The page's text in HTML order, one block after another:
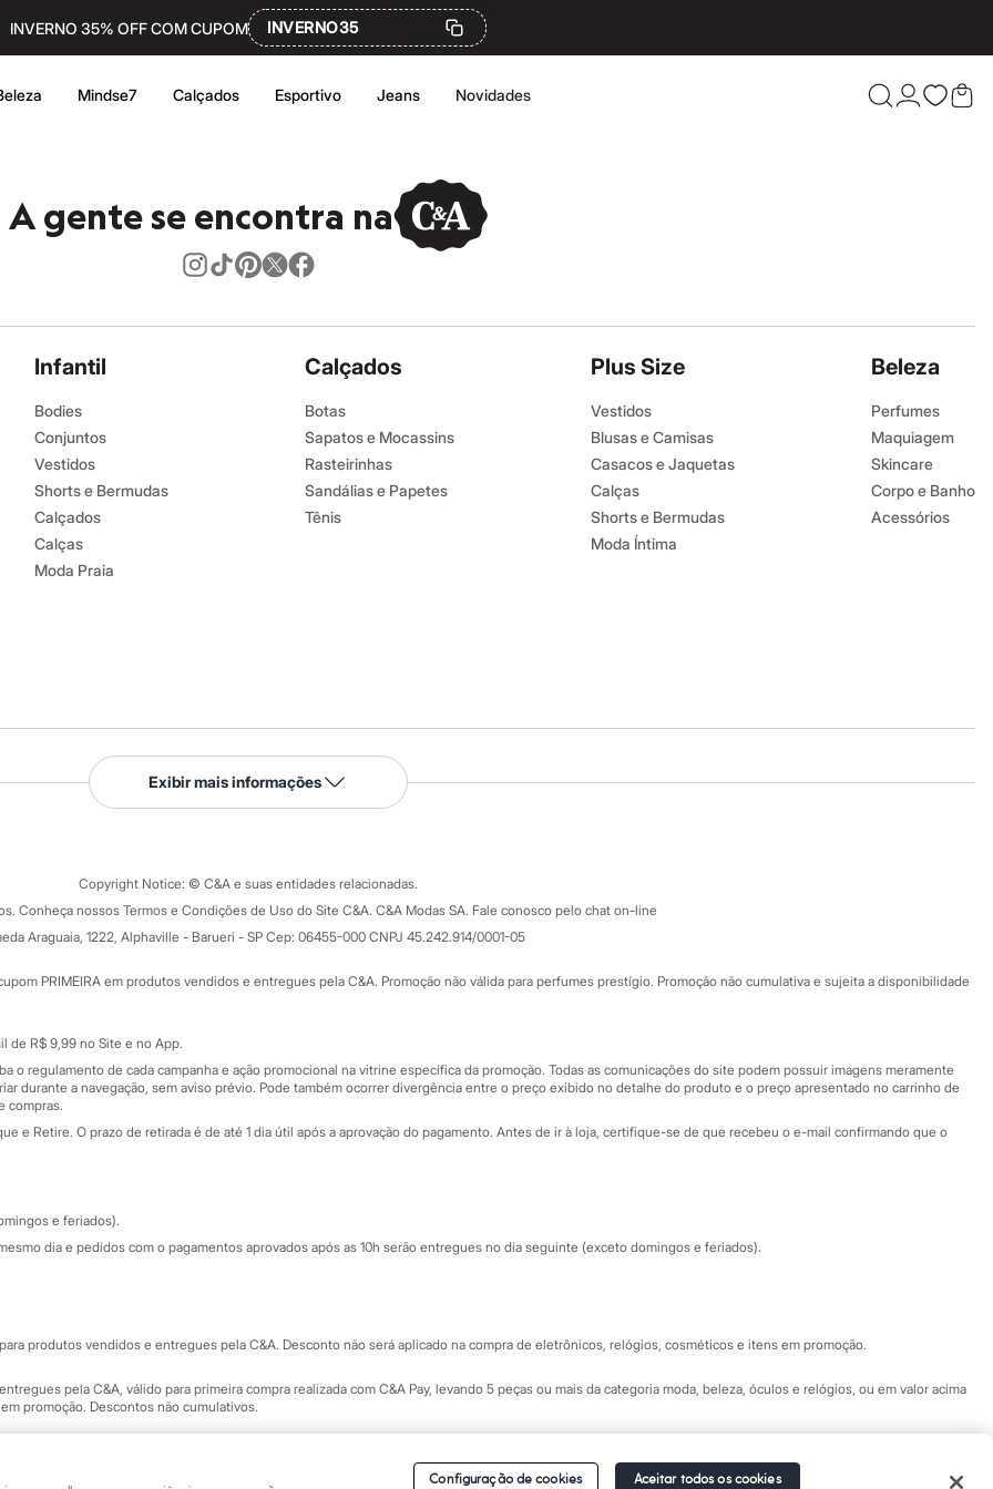
INVERNO 35% OFF COM CUPOM INVERNO35
Mindse7 Calçados Esportivo Jeans Novidades
Confira
A gente se encontra na
Infantil
Bodies
Conjuntos
Vestidos
Shorts e Bermudas
Calçados
Calças
Moda Praia
Calçados
Botas
Sapatos e Mocassins
Rasteirinhas
Sandálias e Papetes
Tênis
Plus Size
Vestidos
Blusas e Camisas
Casacos e Jaquetas
Calças
Shorts e Bermudas
Moda Íntima
Beleza
Perfumes
Maquiagem
Skincare
Corpo e Banho
Acessórios
Serviços
Tipos de serviços
Formas de pagamento
Todas as vantagens
Minha C&A
Cupons de desconto
Atendimento
Fale conosco
Central de ética
Eventos
Exibir mais informações
Copyright Notice: © C&A e suas entidades relacionadas.
Conheça nossos Termos e Condições de Uso do Site C&A. C&A Modas SA. Fale conosco pelo chat on-line
Araguaia, 1222, Alphaville - Barueri - SP Cep: 06455-000 CNPJ 45.242.914/0001-05
PRIMEIRA em produtos vendidos e entregues pela C&A. Promoção não válida para perfumes prestígio. Promoção não cumulativa e sujeita a disponibilidade
de R$ 9,99 no Site e no App.
o regulamento de cada campanha e ação promocional na vitrine específica da promoção. Todas as comunicações do site podem possuir imagens meramente
durante a navegação, sem aviso prévio. Pode também ocorrer divergência entre o preço exibido no detalhe do produto e o preço apresentado no carrinho de
compras.
e Retire. O prazo de retirada é de até 1 dia útil após a aprovação do pagamento. Antes de ir à loja, certifique-se de que recebeu o e-mail confirmando que o
e feriados).
dia e pedidos com o pagamentos aprovados após as 10h serão entregues no dia seguinte (exceto domingos e feriados).
produtos vendidos e entregues pela C&A. Desconto não será aplicado na compra de eletrônicos, relógios, cosméticos e itens em promoção.
pela C&A, válido para primeira compra realizada com C&A Pay, levando 5 peças ou mais da categoria moda, beleza, óculos e relógios, ou em valor acima
promoção. Descontos não cumulativos.
Configuração de cookies Aceitar todos os cookies